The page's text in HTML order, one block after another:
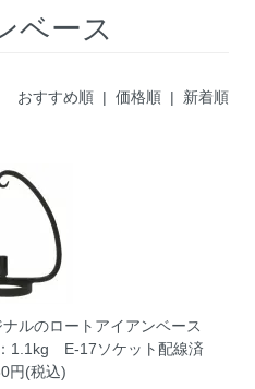
ベース
おすすめ順 | 価格順| 新着順
ルのロートアイアンベース
1.1kg E-17ソケット配線済
円(税込)